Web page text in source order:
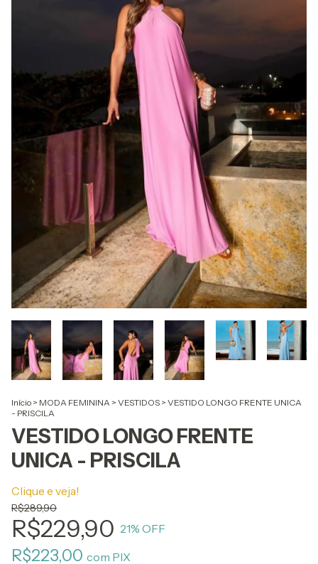
Início > MODA FEMININA > VESTIDOS > VESTIDO LONGO FRENTE UNICA
- PRISCILA
VESTIDO LONGO FRENTE
UNICA - PRISCILA
Clique e veja!
R$289,90
R$229,90 21% OFF
R$223,00 com PIX